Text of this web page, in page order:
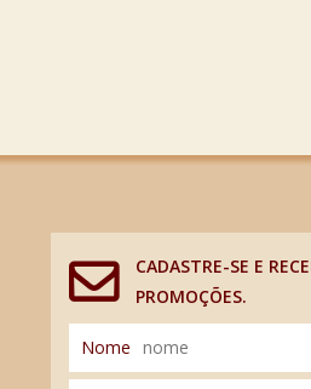
CADASTRE-SE E
PROMOÇÕES.
Nome